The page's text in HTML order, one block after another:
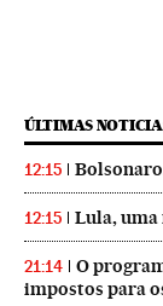
ÚLTIMAS
12:15
12:15 Lula,
21:14
O
impostos para